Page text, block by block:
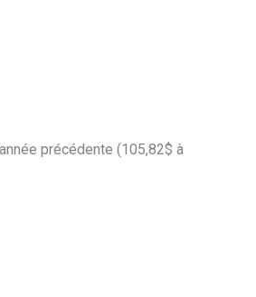
précédente (105,82$ à